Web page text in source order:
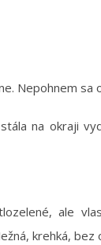
Nepohnem sa
na okraji
ale
krehká, bez